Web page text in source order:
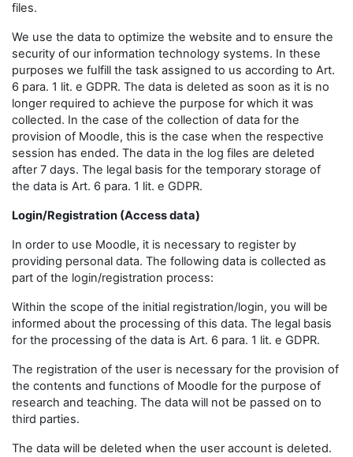
files.
We use the data to optimize the website and to ensure the
security of our information technology systems. In these
purposes we fulfill the task assigned to us according to Art.
6 para. 1 lit. e GDPR. The data is deleted as soon as it is no
longer required to achieve the purpose for which it was
collected. In the case of the collection of data for the
provision of Moodle, this is the case when the respective
session has ended. The data in the log files are deleted
after 7 days. The legal basis for the temporary storage of
the data is Art. 6 para. 1 lit. e GDPR.
Login/Registration (Access data)
In order to use Moodle, it is necessary to register by
providing personal data. The following data is collected as
part of the login/registration process:
Within the scope of the initial registration/login, you will be
informed about the processing of this data. The legal basis
for the processing of the data is Art. 6 para. 1 lit. e GDPR.
The registration of the user is necessary for the provision of
the contents and functions of Moodle for the purpose of
research and teaching. The data will not be passed on to
third parties.
The data will be deleted when the user account is deleted.